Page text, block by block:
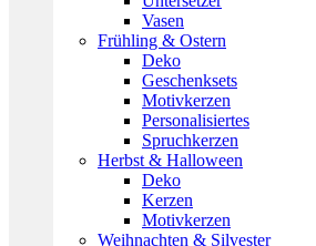
Vasen
Frühling & Ostern
Deko
Geschenksets
Motivkerzen
Personalisiertes
Spruchkerzen
Herbst & Halloween
Deko
Kerzen
Motivkerzen
Weihnachten & Silvester